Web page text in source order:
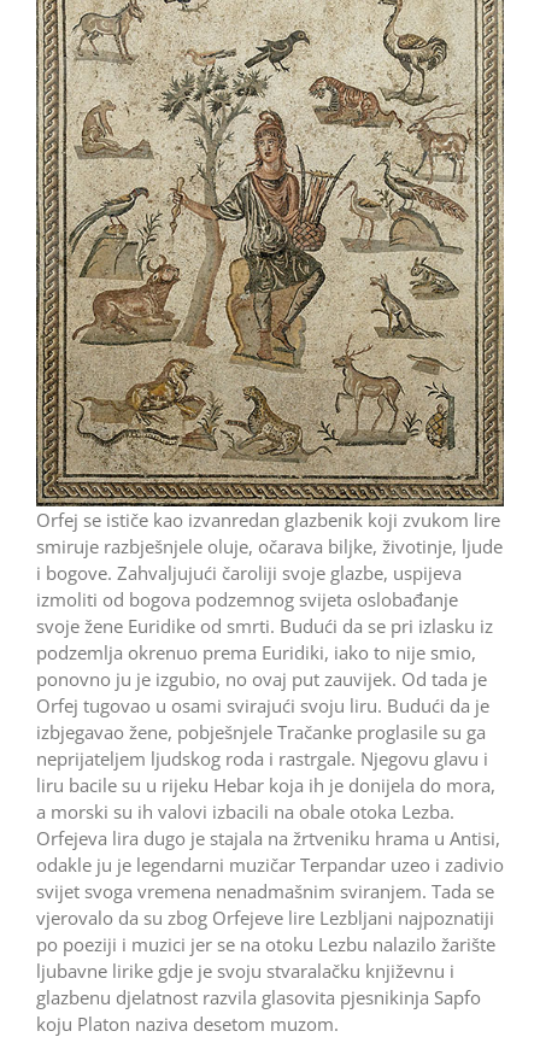
Orfej se ističe kao izvanredan glazbenik koji zvukom lire
smiruje razbješnjele oluje, očarava biljke, životinje, ljude
i bogove. Zahvaljujući čaroliji svoje glazbe, uspijeva
izmoliti od bogova podzemnog svijeta oslobađanje
svoje žene Euridike od smrti. Budući da se pri izlasku iz
podzemlja okrenuo prema Euridiki, iako to nije smio,
ponovno ju je izgubio, no ovaj put zauvijek. Od tada je
Orfej tugovao u osami svirajući svoju liru. Budući da je
izbjegavao žene, pobješnjele Tračanke proglasile su ga
neprijateljem ljudskog roda i rastrgale. Njegovu glavu i
liru bacile su u rijeku Hebar koja ih je donijela do mora,
a morski su ih valovi izbacili na obale otoka Lezba.
Orfejeva lira dugo je stajala na žrtveniku hrama u Antisi,
odakle ju je legendarni muzičar Terpandar uzeo i zadivio
svijet svoga vremena nenadmašnim sviranjem. Tada se
vjerovalo da su zbog Orfejeve lire Lezbljani najpoznatiji
po poeziji i muzici jer se na otoku Lezbu nalazilo žarište
ljubavne lirike gdje je svoju stvaralačku književnu i
glazbenu djelatnost razvila glasovita pjesnikinja Sapfo
koju Platon naziva desetom muzom.